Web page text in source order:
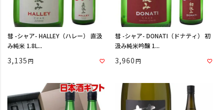
彗 -シャア- HALLEY（ハレー） 直汲
み純米 1.8L...
3,135
彗 -シャア- DONATI（ドナティ） 初
汲み純米吟醸 1...
3,960